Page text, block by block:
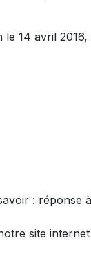
14 avril
: réponse
site